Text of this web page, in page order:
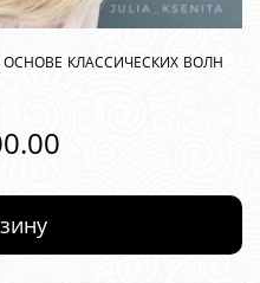
классических волн